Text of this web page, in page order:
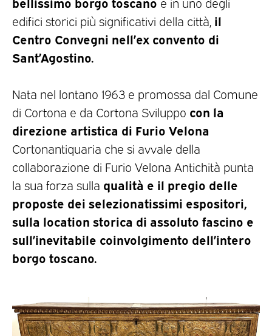
edifici storici più significativi della città, il
Centro Convegni nell’ex convento di
Sant’Agostino.
Nata nel lontano 1963 e promossa dal Comune
di Cortona e da Cortona Sviluppo con la
direzione artistica di Furio Velona
Cortonantiquaria che si avvale della
collaborazione di Furio Velona Antichità punta
la sua forza sulla qualità e il pregio delle
proposte dei selezionatissimi espositori,
sulla location storica di assoluto fascino e
sull’inevitabile coinvolgimento dell’intero
borgo toscano.